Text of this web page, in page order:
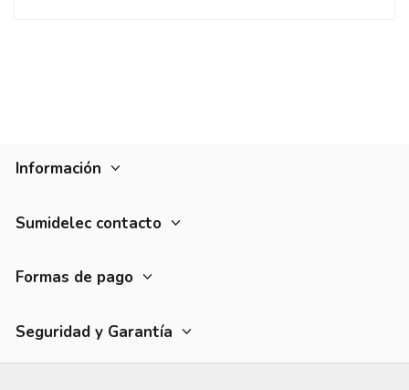
Información
Sumidelec contacto
Formas de pago
Seguridad y Garantía